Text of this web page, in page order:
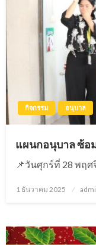
กิจกรรม อนุบาล
แผนกอนุบาล ซ้อ
📌วันศุกร์ที่ 28 พฤ
Posted
1 ธันวาคม 2025